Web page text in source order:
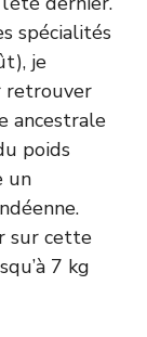
spécialités
je
retrouver
ancestrale
poids
un
sur cette
7 kg